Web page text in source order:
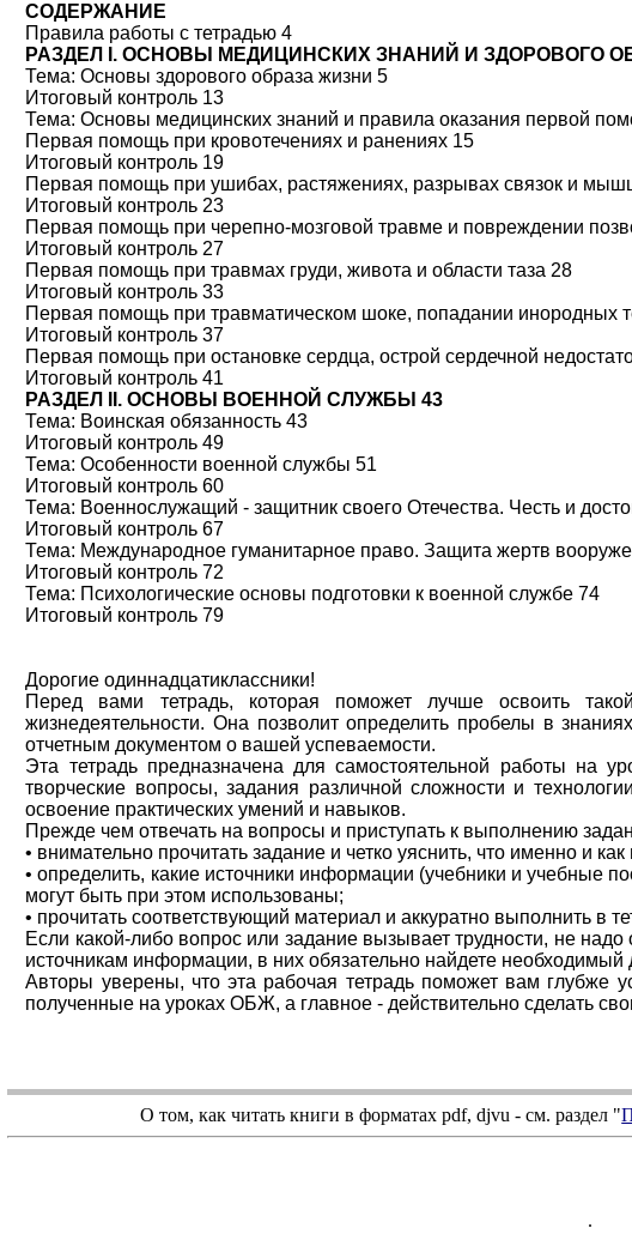
СОДЕРЖАНИЕ
Правила работы с тетрадью 4
РАЗДЕЛ I. ОСНОВЫ МЕДИЦИНСКИХ ЗНАНИЙ И ЗДОРОВОГО
Тема: Основы здорового образа жизни 5
Итоговый контроль 13
Тема: Основы медицинских знаний и правила оказания первой
Первая помощь при кровотечениях и ранениях 15
Итоговый контроль 19
Первая помощь при ушибах, растяжениях, разрывах связок и
Итоговый контроль 23
Первая помощь при черепно-мозговой травме и повреждении
Итоговый контроль 27
Первая помощь при травмах груди, живота и области таза 28
Итоговый контроль 33
Первая помощь при травматическом шоке, попадании инородных
Итоговый контроль 37
Первая помощь при остановке сердца, острой сердечной
Итоговый контроль 41
РАЗДЕЛ II. ОСНОВЫ ВОЕННОЙ СЛУЖБЫ 43
Тема: Воинская обязанность 43
Итоговый контроль 49
Тема: Особенности военной службы 51
Итоговый контроль 60
Тема: Военнослужащий - защитник своего Отечества. Честь и
Итоговый контроль 67
Тема: Международное гуманитарное право. Защита жертв
Итоговый контроль 72
Тема: Психологические основы подготовки к военной службе 74
Итоговый контроль 79
Дорогие одиннадцатиклассники!
Перед вами тетрадь, которая поможет лучше освоить
жизнедеятельности. Она позволит определить пробелы в
отчетным документом о вашей успеваемости.
Эта тетрадь предназначена для самостоятельной работы
творческие вопросы, задания различной сложности и
освоение практических умений и навыков.
Прежде чем отвечать на вопросы и приступать к выполнению
• внимательно прочитать задание и четко уяснить, что именно и как
• определить, какие источники информации (учебники и учебные
могут быть при этом использованы;
• прочитать соответствующий материал и аккуратно выполнить в
Если какой-либо вопрос или задание вызывает трудности, не
источникам информации, в них обязательно найдете необходимый
Авторы уверены, что эта рабочая тетрадь поможет вам глубже
полученные на уроках ОБЖ, а главное - действительно сделать
О том, как читать книги в форматахpdf,djvu - см. раздел "
.